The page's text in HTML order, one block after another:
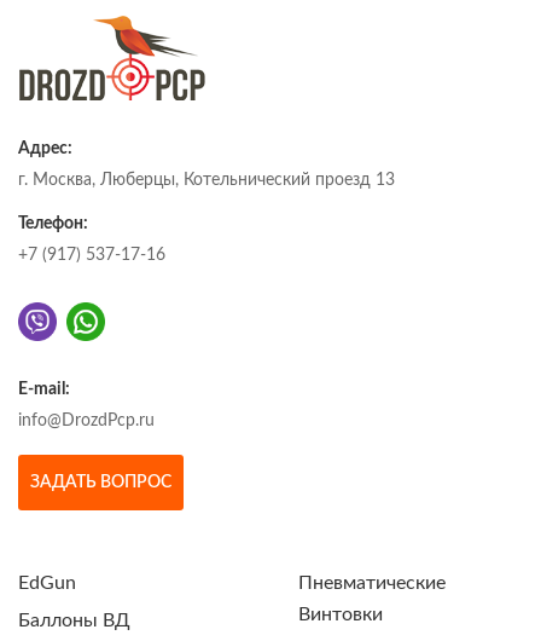
Адрес:
г. Москва, Люберцы, Котельнический проезд 13
Телефон:
+7 (917) 537-17-16
E-mail:
info@DrozdPcp.ru
ЗАДАТЬ ВОПРОС
EdGun
Баллоны ВД
Пневматические
Винтовки